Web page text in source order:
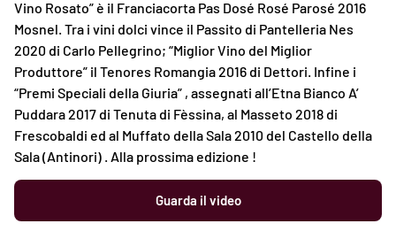
Vino Rosato” è il Franciacorta Pas Dosé Rosé Parosé 2016
Mosnel. Tra i vini dolci vince il Passito di Pantelleria Nes
2020 di Carlo Pellegrino; “Miglior Vino del Miglior
Produttore” il Tenores Romangia 2016 di Dettori. Infine i
“Premi Speciali della Giuria” , assegnati all’Etna Bianco A’
Puddara 2017 di Tenuta di Fèssina, al Masseto 2018 di
Frescobaldi ed al Muffato della Sala 2010 del Castello della
Sala (Antinori) . Alla prossima edizione !
Guarda il video